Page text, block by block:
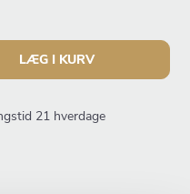
LÆG I KURV
21 hverdage